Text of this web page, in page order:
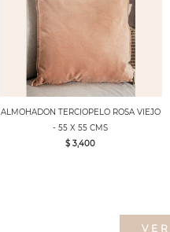
ALMOHADON TERCIOPELO ROSA VIEJO
- 55 X 55 CMS
$ 3,400